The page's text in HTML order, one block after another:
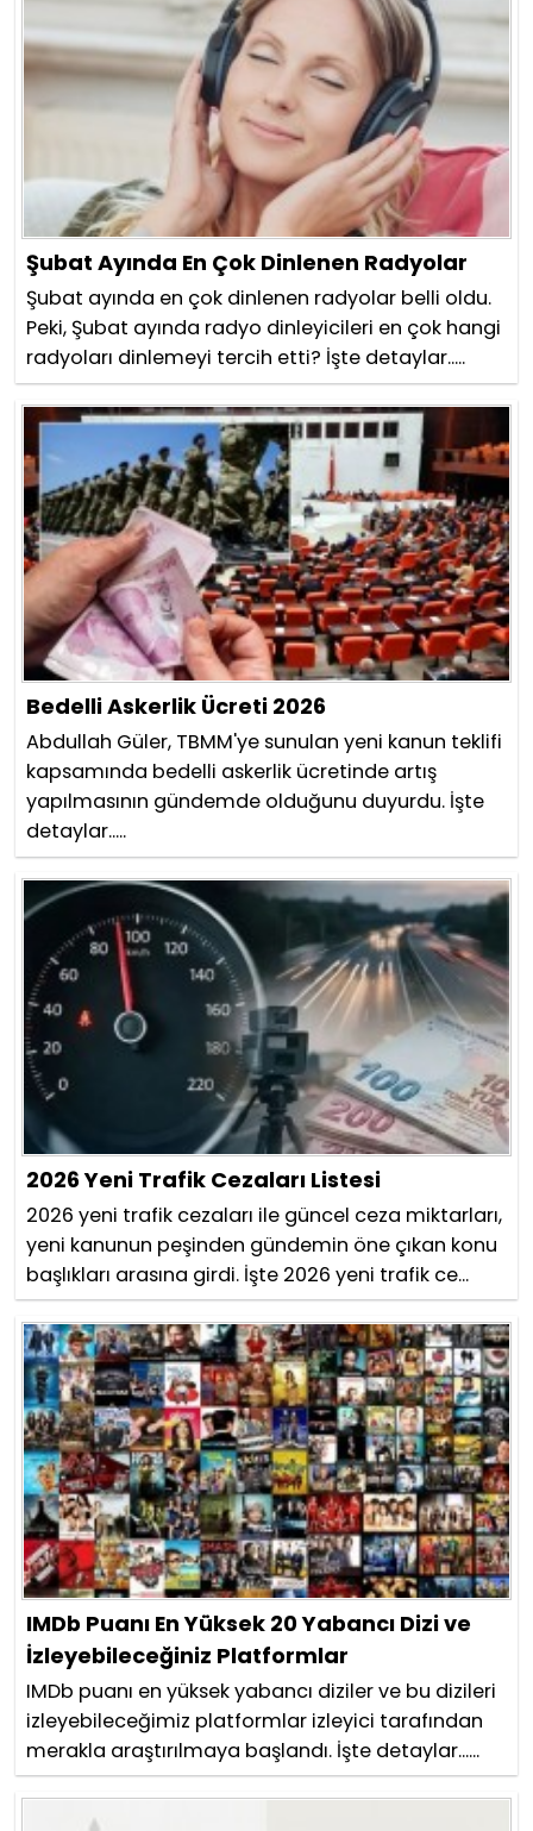
Şubat Ayında En Çok Dinlenen Radyolar
Şubat ayında en çok dinlenen radyolar belli oldu.
Peki, Şubat ayında radyo dinleyicileri en çok hangi
radyoları dinlemeyi tercih etti? İşte detaylar.....
Bedelli Askerlik Ücreti 2026
Abdullah Güler, TBMM'ye sunulan yeni kanun teklifi
kapsamında bedelli askerlik ücretinde artış
yapılmasının gündemde olduğunu duyurdu. İşte
detaylar.....
2026 Yeni Trafik Cezaları Listesi
2026 yeni trafik cezaları ile güncel ceza miktarları,
yeni kanunun peşinden gündemin öne çıkan konu
başlıkları arasına girdi. İşte 2026 yeni trafik ce...
IMDb Puanı En Yüksek 20 Yabancı Dizi ve
İzleyebileceğiniz Platformlar
IMDb puanı en yüksek yabancı diziler ve bu dizileri
izleyebileceğimiz platformlar izleyici tarafından
merakla araştırılmaya başlandı. İşte detaylar......